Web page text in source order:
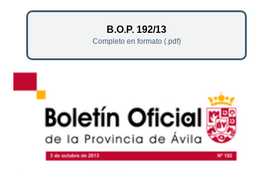
B.O.P. 192/13
Completo en formato (.pdf)